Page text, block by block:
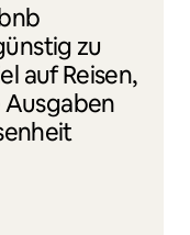
zu
auf Reisen,